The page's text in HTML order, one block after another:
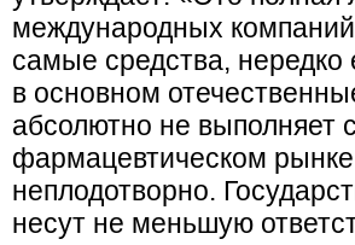
международных
самые средства,
в основном
абсолютно не выполняет
фармацевтическом
неплодотворно.
несут не меньшую